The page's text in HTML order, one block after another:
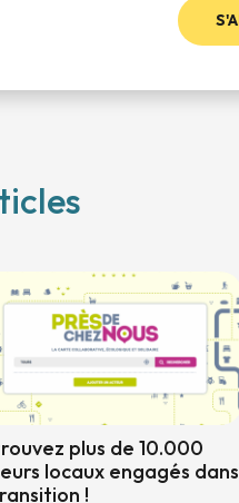
plus de 10.000
locaux engagés dans
!